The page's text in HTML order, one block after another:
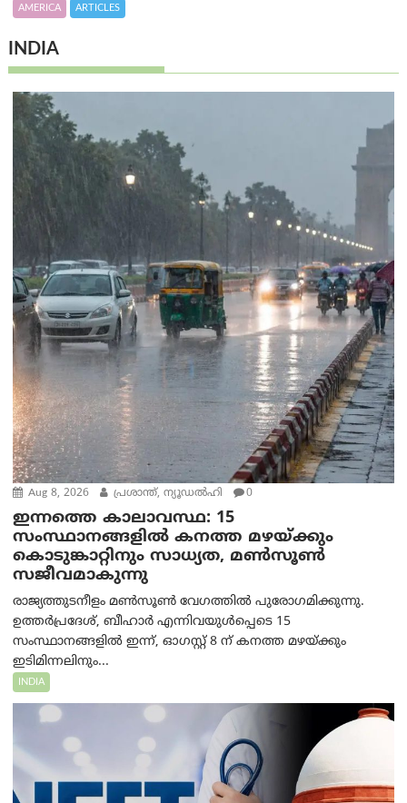
AMERICA ARTICLES
INDIA
Aug 8, 2026 പ്രശാന്ത്, ന്യൂഡല്‍ഹി 0
ഇന്നത്തെ കാലാവസ്ഥ: 15
സംസ്ഥാനങ്ങളിൽ കനത്ത മഴയ്ക്കും
കൊടുങ്കാറ്റിനും സാധ്യത, മൺസൂൺ
സജീവമാകുന്നു
രാജ്യത്തുടനീളം മൺസൂൺ വേഗത്തിൽ പുരോഗമിക്കുന്നു.
ഉത്തർപ്രദേശ്, ബീഹാർ എന്നിവയുൾപ്പെടെ 15
സംസ്ഥാനങ്ങളിൽ ഇന്ന്, ഓഗസ്റ്റ് 8 ന് കനത്ത മഴയ്ക്കും
ഇടിമിന്നലിനും...
INDIA